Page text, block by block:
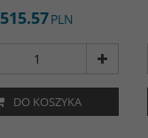
515.57PLN
DO KOSZYKA